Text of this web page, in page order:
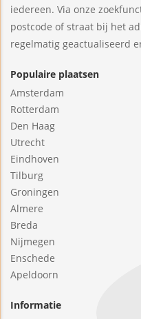
iedereen. Via onze
postcode of straat bij het
regelmatig geactualiseerd
Populaire plaatsen
Amsterdam
Rotterdam
Den Haag
Utrecht
Eindhoven
Tilburg
Groningen
Almere
Breda
Nijmegen
Enschede
Apeldoorn
Informatie